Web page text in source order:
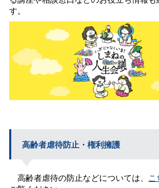
す。
高齢者虐待防止・権利擁護
高齢者虐待の防止などについては、